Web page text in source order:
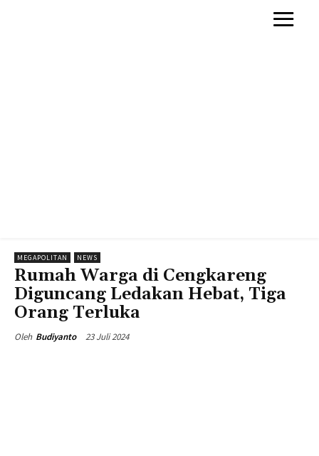
MEGAPOLITAN NEWS
Rumah Warga di Cengkareng
Diguncang Ledakan Hebat, Tiga
Orang Terluka
Oleh Budiyanto 23 Juli 2024